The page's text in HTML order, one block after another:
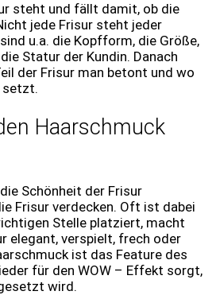
steht und fällt damit, ob die
jede Frisur steht jeder
u.a. die Kopfform, die Größe,
Statur der Kundin. Danach
der Frisur man betont und wo
setzt.
Haarschmuck
Schönheit der Frisur
Frisur verdecken. Oft ist dabei
Stelle platziert, macht
elegant, verspielt, frech oder
ist das Feature des
für den WOW – Effekt sorgt,
wird.